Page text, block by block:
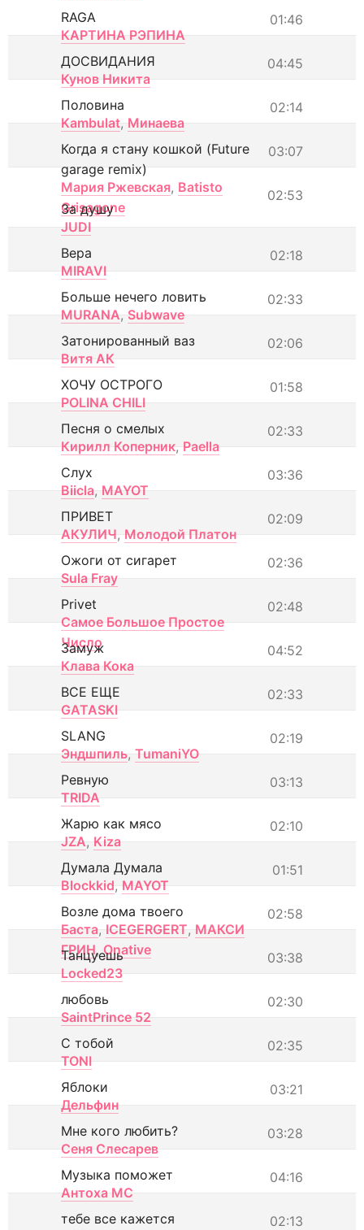
01:46
RAGA
КАРТИНА РЭПИНА
04:45
ДОСВИДАНИЯ
Кунов Никита
02:14
Половина
Kambulat, Минаева
03:07
Когда я стану кошкой (Future
garage remix)
Мария Ржевская, Batisto
Grisagone
02:53
За душу
JUDI
02:18
Вера
MIRAVI
02:33
Больше нечего ловить
MURANA, Subwave
02:06
Затонированный ваз
Витя АК
01:58
ХОЧУ ОСТРОГО
POLINA CHILI
02:33
Песня о смелых
Кирилл Коперник, Paella
03:36
Слух
Biicla, MAYOT
02:09
ПРИВЕТ
АКУЛИЧ, Молодой Платон
02:36
Ожоги от сигарет
Sula Fray
02:48
Privet
Самое Большое Простое
Число
04:52
Замуж
Клава Кока
02:33
ВСЕ ЕЩЕ
GATASKI
02:19
SLANG
Эндшпиль, TumaniYO
03:13
Ревную
TRIDA
02:10
Жарю как мясо
JZA, Kiza
01:51
Думала Думала
Blockkid, MAYOT
02:58
Возле дома твоего
Баста, ICEGERGERT, МАКСИ
ГРИН, Onative 03:38
Танцуешь
Locked23
02:30
любовь
SaintPrince 52
02:35
С тобой
TONI
03:21
Яблоки
Дельфин
03:28
Мне кого любить?
Сеня Слесарев
04:16
Музыка поможет
Антоха МС
02:13
тебе все кажется